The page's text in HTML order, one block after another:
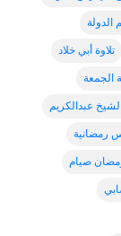
الدولة
تلاوة أبي خلاد
الجمعة
عبدالكريم
رمضانية
صيام